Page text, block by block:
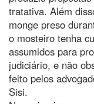
tratativa. Além
monge preso
o mosteiro tenha
assumidos para
judiciário, e não
feito pelos
Sisi.